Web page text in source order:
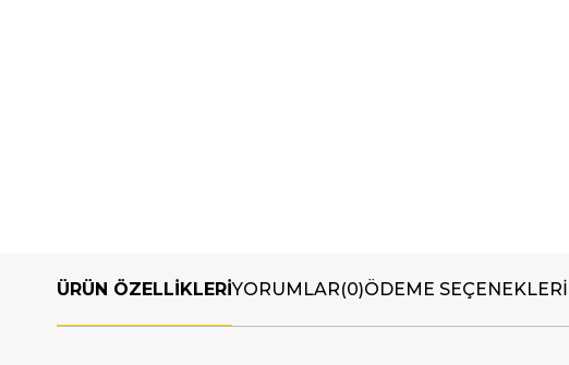
ÜRÜN ÖZELLIKLERIYORUMLAR(0)ÖDEME SEÇENEKLERI